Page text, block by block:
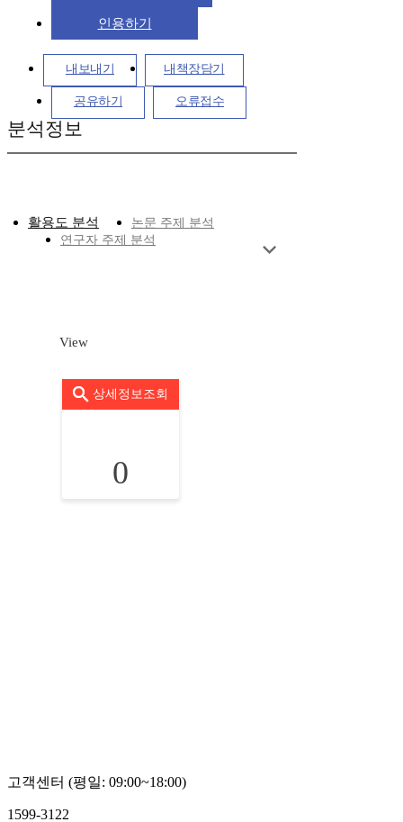
인용하기
내보내기 내책장담기
공유하기 오류접수
분석정보
활용도 분석
논문 주제 분석
연구자 주제 분석
View
상세정보조회
0
고객센터 (평일: 09:00~18:00)
1599-3122